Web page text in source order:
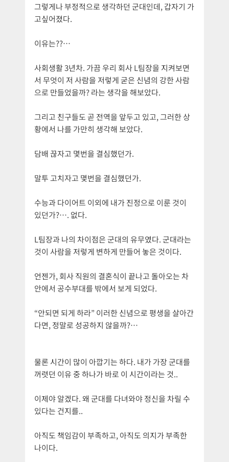
그렇게나 부정적으로 생각하던 군대인데, 갑자기 가
고싶어졌다.
이유는??…
사회생활 3년차. 가끔 우리 회사 L팀장을 지켜보면
서 무엇이 저 사람을 저렇게 굳은 신념의 강한 사람
으로 만들었을까? 라는 생각을 해보았다.
그리고 친구들도 곧 전역을 앞두고 있고, 그러한 상
황에서 나를 가만히 생각해 보았다.
담배 끊자고 몇번을 결심했던가.
말투 고치자고 몇번을 결심했던가.
수능과 다이어트 이외에 내가 진정으로 이룬 것이
있던가?…. 없다.
L팀장과 나의 차이점은 군대의 유무였다. 군대라는
것이 사람을 저렇게 변하게 만들어 놓은 것이다.
언젠가, 회사 직원의 결혼식이 끝나고 돌아오는 차
안에서 공수부대를 밖에서 보게 되었다.
“안되면 되게 하라” 이러한 신념으로 평생을 살아간
다면, 정말로 성공하지 않을까?…
물론 시간이 많이 아깝기는 하다. 내가 가장 군대를
꺼렷던 이유 중 하나가 바로 이 시간이라는 것..
이제야 알겠다. 왜 군대를 다녀와야 정신을 차릴 수
있다는 건지를..
아직도 책임감이 부족하고, 아직도 의지가 부족한
나이다.